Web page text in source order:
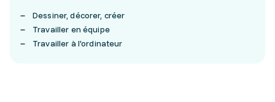
Dessiner, décorer, créer
Travailler en équipe
Travailler à l'ordinateur